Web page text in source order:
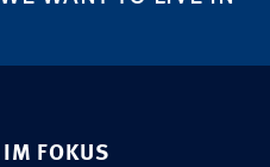
IM FOKUS